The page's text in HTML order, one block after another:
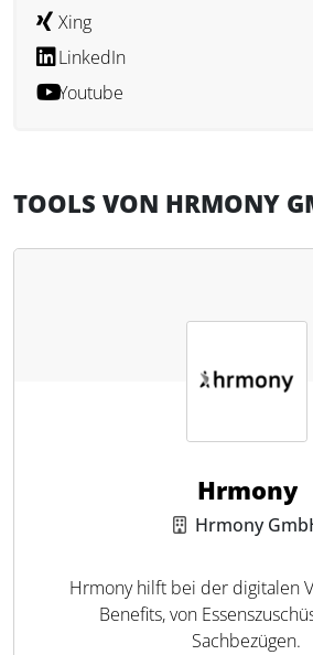
Xing
LinkedIn
Youtube
TOOLS VON HRMONY
Hrmony
Hrmony
Hrmony hilft bei der digitalen
Benefits, von
Sachbezügen.